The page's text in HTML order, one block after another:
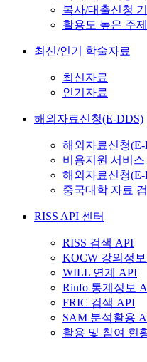
복사/대출신청
활용도 높은 주제
최신/인기 학술자료
최신자료
인기자료
해외자료신청(E-DDS)
해외자료신청
비용지원 서비스
해외자료신청(E-
중국대학 자료
RISS API 센터
RISS 검색 API
KOCW 강의정
WILL 연계 API
Rinfo 통계정보
FRIC 검색 API
SAM 분석활용
활용 및 참여 현